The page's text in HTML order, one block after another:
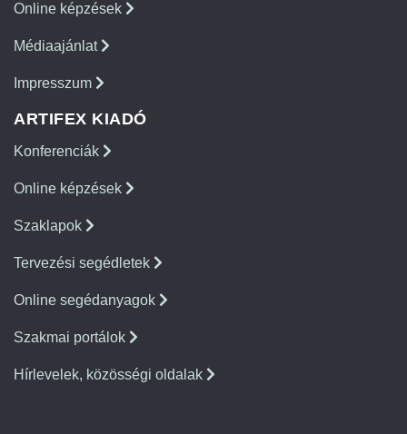
Online képzések
Médiaajánlat
Impresszum
ARTIFEX KIADÓ
Konferenciák
Online képzések
Szaklapok
Tervezési segédletek
Online segédanyagok
Szakmai portálok
Hírlevelek, közösségi oldalak